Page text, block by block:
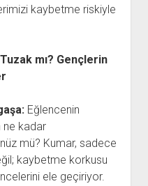
kaybetme riskiyle
mı? Gençlerin
Eğlencenin
ne kadar
mü? Kumar, sadece
kaybetme korkusu
ele geçiriyor.